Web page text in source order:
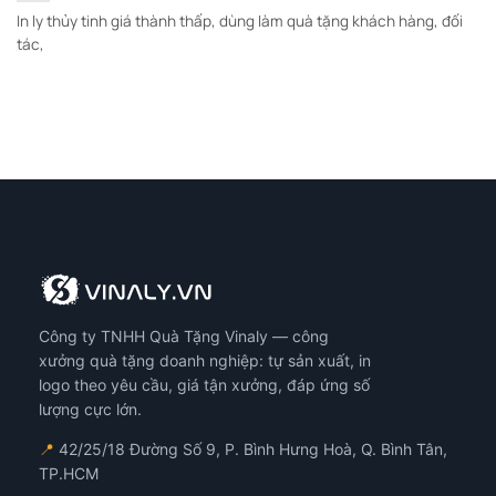
In ly thủy tinh giá thành thấp, dùng làm quà tặng khách hàng, đối
tác,
Công ty TNHH Quà Tặng Vinaly — công
xưởng quà tặng doanh nghiệp: tự sản xuất, in
logo theo yêu cầu, giá tận xưởng, đáp ứng số
lượng cực lớn.
📍 42/25/18 Đường Số 9, P. Bình Hưng Hoà, Q. Bình Tân,
TP.HCM